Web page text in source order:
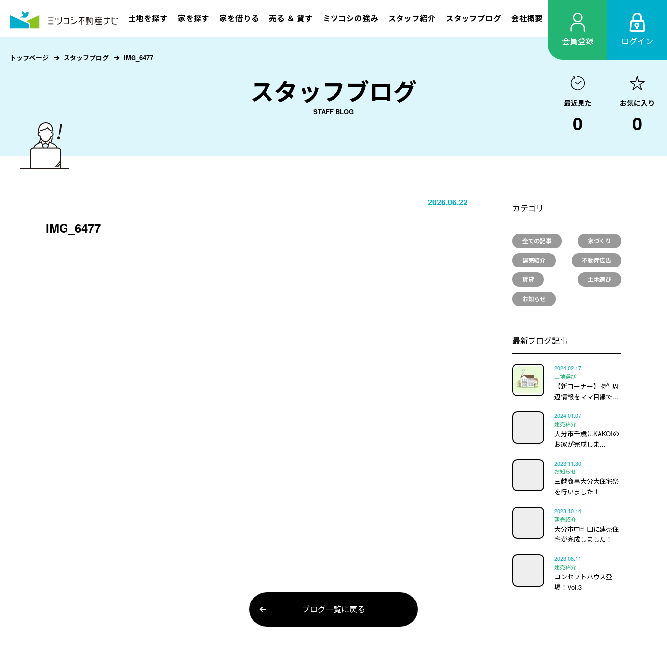
土地を探す 家を探す 家を借りる 売る ＆ 貸す ミツコシの強み スタッフ紹介 スタッフブログ 会社概要
会員登録 ログイン
スタッフブログ
STAFF BLOG
トップページ スタッフブログ IMG_6477
最近見た
0
お気に入り
0
2026.06.22
IMG_6477
カテゴリ
全ての記事 家づくり
建売紹介 不動産広告
賃貸 土地選び
お知らせ
最新ブログ記事
2024.02.17
土地選び
【新コーナー】物件周
辺情報をママ目線で…
2024.01.07
建売紹介
大分市千歳にKAKOIの
お家が完成しま…
2023.11.30
お知らせ
三越商事大分大住宅祭
を行いました！
2023.10.14
建売紹介
大分市中判田に建売住
宅が完成しました！
2023.08.11
建売紹介
コンセプトハウス登
場！Vol.3
ブログ一覧に戻る